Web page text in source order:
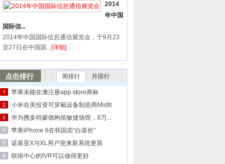
2014
年中国
国际信...
2014年中国国际信息通信展览会，于9月23
至27日在中国国...[详细]
点击排行 周排行 月排行
苹果未能在澳注册app store商标
小米在美投资可穿戴设备制造商Misfit
华为携多特蒙德构筑敏捷场馆，8万...
苹果iPhone 6在韩国卖“白菜价”
诺基亚X与XL用户迎来新系统更新
联络中心的IVR可以做得更好